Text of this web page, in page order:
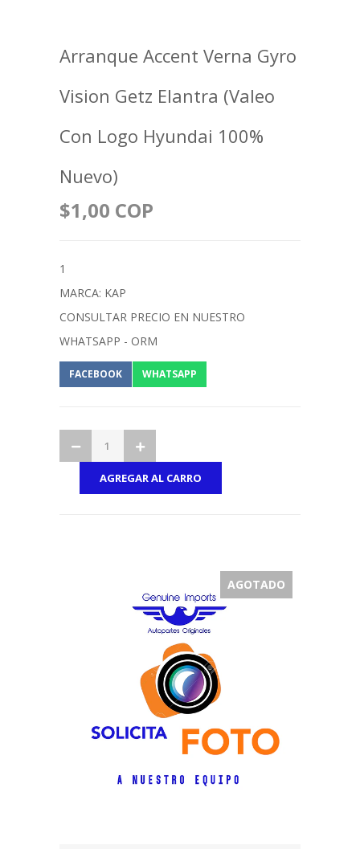
Arranque Accent Verna Gyro
Vision Getz Elantra (Valeo
Con Logo Hyundai 100%
Nuevo)
$1,00 COP
1
MARCA: KAP
CONSULTAR PRECIO EN NUESTRO
WHATSAPP - ORM
FACEBOOK WHATSAPP
AGOTADO